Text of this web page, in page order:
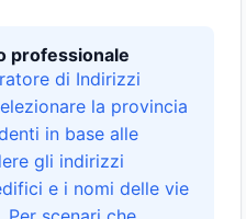
professionale
di Indirizzi
la provincia
in base alle
gli indirizzi
e i nomi delle vie